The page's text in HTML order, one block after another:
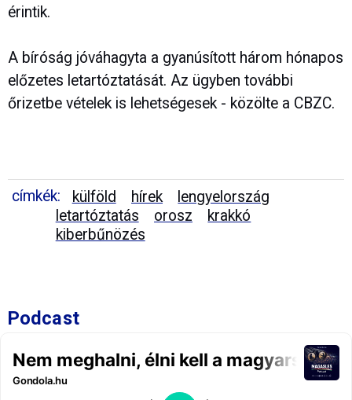
érintik.
A bíróság jóváhagyta a gyanúsított három hónapos
előzetes letartóztatását. Az ügyben további
őrizetbe vételek is lehetségesek - közölte a CBZC.
címkék: külföld hírek
lengyelország
letartóztatás
orosz
krakkó
kiberbűnözés
Podcast